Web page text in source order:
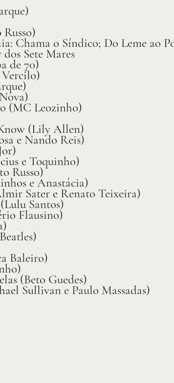
Chama o Síndico; Do Leme ao
Sete Mares
de 70)
Vercilo)
(MC Leozinho)
(Lily Allen)
e Nando Reis)
e Toquinho)
Russo)
e Anastácia)
Sater e Renato Teixeira)
Santos)
Flausino)
Baleiro)
(Beto Guedes)
Sullivan e Paulo Massadas)